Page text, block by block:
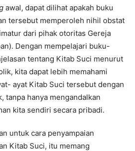
awal, dapat dilihat apakah buku
tersebut memperoleh nihil obstat
dari pihak otoritas Gereja
Dengan mempelajari buku-
tentang Kitab Suci menurut
kita dapat lebih memahami
ayat Kitab Suci tersebut dengan
tanpa hanya mengandalkan
kita sendiri secara pribadi.
untuk cara penyampaian
Kitab Suci, itu memang